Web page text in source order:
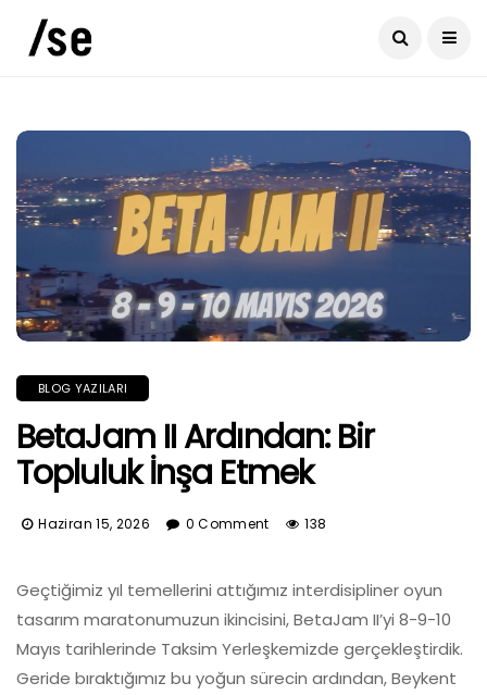
BLOG YAZILARI
BetaJam II Ardından: Bir
Topluluk İnşa Etmek
Haziran 15, 2026 0 Comment 138
Geçtiğimiz yıl temellerini attığımız interdisipliner oyun
tasarım maratonumuzun ikincisini, BetaJam II’yi 8-9-10
Mayıs tarihlerinde Taksim Yerleşkemizde gerçekleştirdik.
Geride bıraktığımız bu yoğun sürecin ardından, Beykent